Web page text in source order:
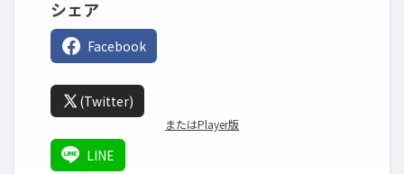
シェア
Facebook
(Twitter)
またはPlayer版
LINE